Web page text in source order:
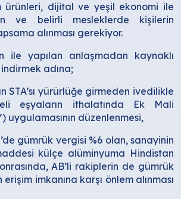
ürünleri, dijital ve yeşil ekonomi ile
ve belirli mesleklerde kişilerin
alınması gerekiyor.
ile yapılan anlaşmadan kaynaklı
adına;
yürürlüğe girmeden ivedilikle
eşyaların ithalatında Ek Mali
uygulamasının düzenlenmesi,
gümrük vergisi %6 olan, sanayinin
külçe alüminyuma Hindistan
AB’li rakiplerin de gümrük
erişim imkanına karşı önlem alınması